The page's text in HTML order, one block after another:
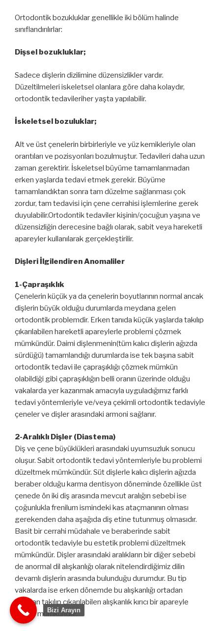
Ortodontik bozukluklar genellikle iki bölüm halinde
sınıflandırılırlar:
Dişsel bozukluklar;
Sadece dişlerin dizilimine düzensizlikler vardır.
Düzeltilmeleri iskeletsel olanlara göre daha kolaydır,
ortodontik tedavileriher yaşta yapılabilir.
İskeletsel bozuluklar;
Alt ve üst çenelerin birbirleriyle ve yüz kemikleriyle olan
orantıları ve pozisyonları bozulmuştur. Tedavileri daha uzun
zaman gerektirir. İskeletsel büyüme tamamlanmadan
erken yaşlarda tedavi etmek gerekir. Büyüme
tamamlandıktan sonra tam düzelme sağlanması çok
zordur, tam tedavisi için çene cerrahisi işlemlerine gerek
duyulabilir.Ortodontik tedaviler kişinin/çocuğun yaşına ve
düzensizliğin derecesine bağlı olarak, sabit veya hareketli
apareyler kullanılarak gerçekleştirilir.
Dişleri İlgilendiren Anomaliler
1-Çapraşıklık
Çenelerin küçük ya da çenelerin boyutlarının normal ancak
dişlerin büyük olduğu durumlarda meydana gelen
ortodontik problemdir. Erken tanıda küçük yaşlarda takılıp
çıkarılabilen hareketli apareylerle problemi çözmek
mümkündür. Daimi dişlenmenin(tüm kalıcı dişlerin ağızda
sürdüğü) tamamlandığı durumlarda ise tek başına sabit
ortodontik tedavi ile çapraşıklığı çözmek mümkün
olabildiği gibi çapraşıklığın belli oranın üzerinde olduğu
vakalarda yer kazanmak amacıyla uyguladığımız farklı
tedavi yöntemleriyle ve/veya çekimli ortodontik tedaviyle
çeneler ve dişler arasındaki armoni sağlanır.
2-Aralıklı Dişler (Diastema)
Diş ve çene büyüklükleri arasındaki uyumsuzluk sonucu
oluşur. Sabit ortodontik tedavi yöntemleriyle bu problemi
düzeltmek mümkündür. Süt dişlerle kalıcı dişlerin ağızda
beraber olduğu karma dentisyon döneminde özellikle üst
çenede ön iki diş arasında mevcut aralığın sebebi ise
çoğunlukla frenilum ismindeki kas ataçmanının olması
gerekenden daha aşağıda diş etine tutunmuş olmasıdır.
Basit bir cerrahi müdahale ve beraberinde sabit
ortodontik tedaviyle bu estetik problemi düzeltmek
mümkündür. Dişler arasındaki aralıkların bir diğer sebebi
de anormal dil alışkanlığı olarak nitelendirdiğimiz dilin
devamlı dişlerin arasında bulunduğu durumdur. Bu tip
vakalarda ise erken dönemde bu alışkanlığı ortadan
kaldıran takılıp çıkarılabilen alışkanlık kırıcı bir apareyle
tedavi mümkündür.
Bizi Arayın